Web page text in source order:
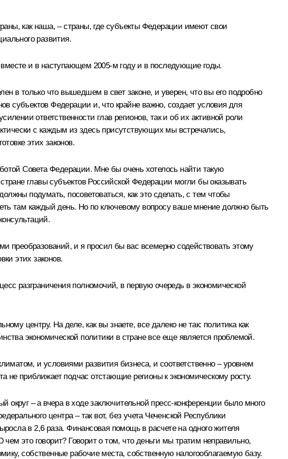
как наша, – страны, где субъекты Федерации имеют свои
развития.
и в наступающем 2005-м году и в последующие годы.
в только что вышедшем в свет законе, и уверен, что вы его подробно
субъектов Федерации и, что крайне важно, создает условия для
ответственности глав регионов, так и об их активной роли
с каждым из здесь присутствующих мы встречались,
этих законов.
Совета Федерации. Мне бы очень хотелось найти такую
главы субъектов Российской Федерации могли бы оказывать
подумать, посоветоваться, как это сделать, с тем чтобы
там каждый день. Но по ключевому вопросу ваше мнение должно быть
преобразований, и я просил бы вас всемерно содействовать этому
этих законов.
разграничения полномочий, в первую очередь в экономической
центру. На деле, как вы знаете, все далеко не так: политика как
экономической политики в стране все еще является проблемой.
и условиями развития бизнеса, и соответственно – уровнем
приближает подчас отстающие регионы к экономическому росту.
– а вчера в ходе заключительной пресс-конференции было много
центра – так вот, без учета Чеченской Республики
в 2,6 раза. Финансовая помощь в расчете на одного жителя
это говорит? Говорит о том, что деньги мы тратим неправильно,
собственные рабочие места, собственную налогооблагаемую базу.